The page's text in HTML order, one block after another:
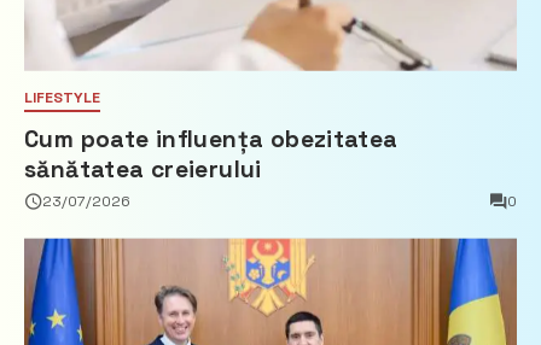
LIFESTYLE
Cum poate influența obezitatea
sănătatea creierului
23/07/2026 0